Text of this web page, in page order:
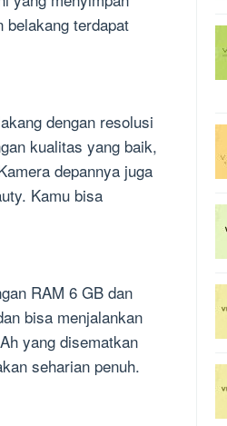
belakang terdapat
dengan resolusi
kualitas yang baik,
depannya juga
Kamu bisa
RAM 6 GB dan
bisa menjalankan
yang disematkan
seharian penuh.